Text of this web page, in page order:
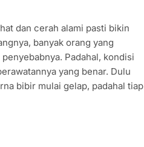
dan cerah alami pasti bikin
banyak orang yang
Padahal, kondisi
yang benar. Dulu
bibir mulai gelap, padahal tiap